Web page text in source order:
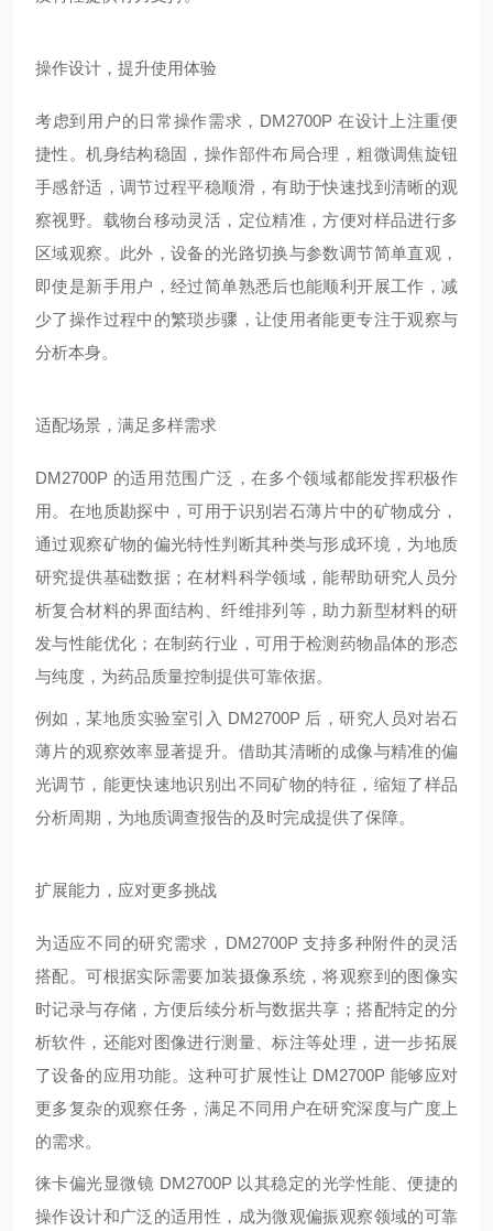
操作设计，提升使用体验
考虑到用户的日常操作需求，DM2700P 在设计上注重便
捷性。机身结构稳固，操作部件布局合理，粗微调焦旋钮
手感舒适，调节过程平稳顺滑，有助于快速找到清晰的观
察视野。载物台移动灵活，定位精准，方便对样品进行多
区域观察。此外，设备的光路切换与参数调节简单直观，
即使是新手用户，经过简单熟悉后也能顺利开展工作，减
少了操作过程中的繁琐步骤，让使用者能更专注于观察与
分析本身。
适配场景，满足多样需求
DM2700P 的适用范围广泛，在多个领域都能发挥积极作
用。在地质勘探中，可用于识别岩石薄片中的矿物成分，
通过观察矿物的偏光特性判断其种类与形成环境，为地质
研究提供基础数据；在材料科学领域，能帮助研究人员分
析复合材料的界面结构、纤维排列等，助力新型材料的研
发与性能优化；在制药行业，可用于检测药物晶体的形态
与纯度，为药品质量控制提供可靠依据。
例如，某地质实验室引入 DM2700P 后，研究人员对岩石
薄片的观察效率显著提升。借助其清晰的成像与精准的偏
光调节，能更快速地识别出不同矿物的特征，缩短了样品
分析周期，为地质调查报告的及时完成提供了保障。
扩展能力，应对更多挑战
为适应不同的研究需求，DM2700P 支持多种附件的灵活
搭配。可根据实际需要加装摄像系统，将观察到的图像实
时记录与存储，方便后续分析与数据共享；搭配特定的分
析软件，还能对图像进行测量、标注等处理，进一步拓展
了设备的应用功能。这种可扩展性让 DM2700P 能够应对
更多复杂的观察任务，满足不同用户在研究深度与广度上
的需求。
徕卡偏光显微镜 DM2700P 以其稳定的光学性能、便捷的
操作设计和广泛的适用性，成为微观偏振观察领域的可靠